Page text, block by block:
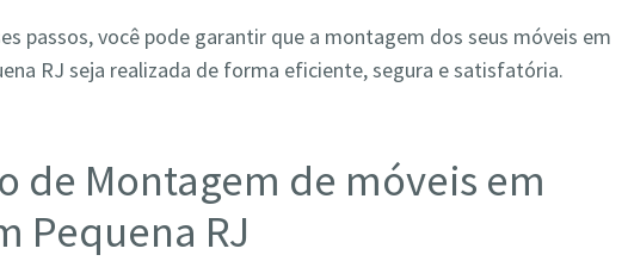
passos, você pode garantir que a montagem dos seus móveis em
RJ seja realizada de forma eficiente, segura e satisfatória.
de Montagem de móveis em
Pequena RJ